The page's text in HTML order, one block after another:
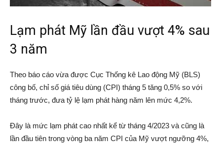
Lạm phát Mỹ lần đầu vượt 4% sau
3 năm
Theo báo cáo vừa được Cục Thống kê Lao động Mỹ (BLS)
công bố, chỉ số giá tiêu dùng (CPI) tháng 5 tăng 0,5% so với
tháng trước, đưa tỷ lệ lạm phát hàng năm lên mức 4,2%.
Đây là mức lạm phát cao nhất kể từ tháng 4/2023 và cũng là
lần đầu tiên trong vòng ba năm CPI của Mỹ vượt ngưỡng 4%,